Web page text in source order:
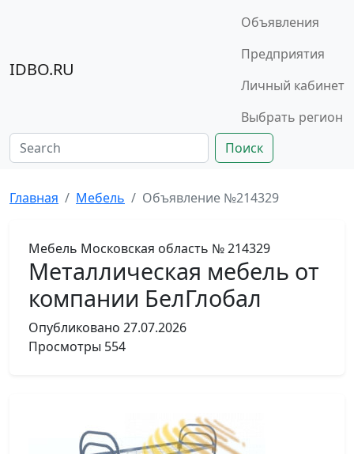
IDBO.RU
Объявления
Предприятия
Личный кабинет
Выбрать регион
Поиск
Главная Мебель Объявление №214329
Мебель Московская область № 214329
Металлическая мебель от
компании БелГлобал
Опубликовано 27.07.2026
Просмотры 554